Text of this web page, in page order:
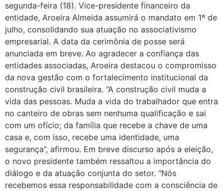
segunda-feira (18). Vice-presidente financeiro da
entidade, Aroeira Almeida assumirá o mandato em 1º de
julho, consolidando sua atuação no associativismo
empresarial. A data da cerimônia de posse será
anunciada em breve. Ao agradecer a confiança das
entidades associadas, Aroeira destacou o compromisso
da nova gestão com o fortalecimento institucional da
construção civil brasileira. “A construção civil muda a
vida das pessoas. Muda a vida do trabalhador que entra
no canteiro de obras sem nenhuma qualificação e sai
com um ofício; da família que recebe a chave de uma
casa e, com isso, recebe uma identidade, uma
segurança”, afirmou. Em breve discurso após a eleição,
o novo presidente também ressaltou a importância do
diálogo e da atuação conjunta do setor. “Nós
recebemos essa responsabilidade com a consciência de